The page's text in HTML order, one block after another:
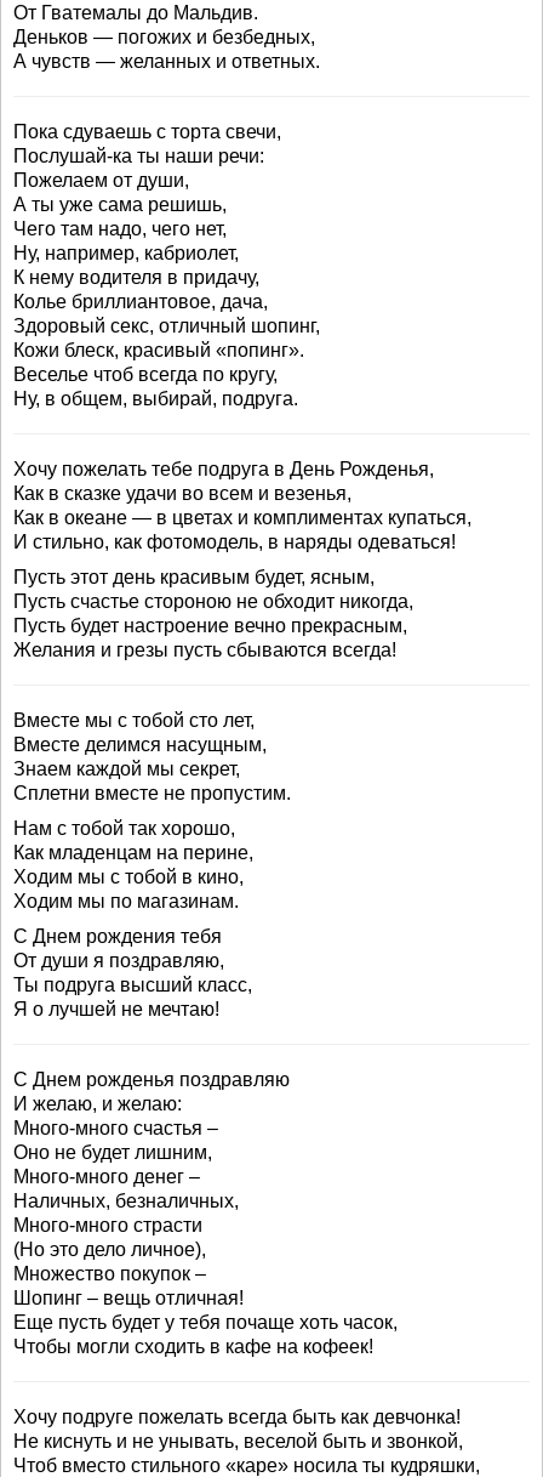
От Гватемалы до Мальдив.
Деньков — погожих и безбедных,
А чувств — желанных и ответных.
Пока сдуваешь с торта свечи,
Послушай-ка ты наши речи:
Пожелаем от души,
А ты уже сама решишь,
Чего там надо, чего нет,
Ну, например, кабриолет,
К нему водителя в придачу,
Колье бриллиантовое, дача,
Здоровый секс, отличный шопинг,
Кожи блеск, красивый «попинг».
Веселье чтоб всегда по кругу,
Ну, в общем, выбирай, подруга.
Хочу пожелать тебе подруга в День Рожденья,
Как в сказке удачи во всем и везенья,
Как в океане — в цветах и комплиментах купаться,
И стильно, как фотомодель, в наряды одеваться!
Пусть этот день красивым будет, ясным,
Пусть счастье стороною не обходит никогда,
Пусть будет настроение вечно прекрасным,
Желания и грезы пусть сбываются всегда!
Вместе мы с тобой сто лет,
Вместе делимся насущным,
Знаем каждой мы секрет,
Сплетни вместе не пропустим.
Нам с тобой так хорошо,
Как младенцам на перине,
Ходим мы с тобой в кино,
Ходим мы по магазинам.
С Днем рождения тебя
От души я поздравляю,
Ты подруга высший класс,
Я о лучшей не мечтаю!
С Днем рожденья поздравляю
И желаю, и желаю:
Много-много счастья –
Оно не будет лишним,
Много-много денег –
Наличных, безналичных,
Много-много страсти
(Но это дело личное),
Множество покупок –
Шопинг – вещь отличная!
Еще пусть будет у тебя почаще хоть часок,
Чтобы могли сходить в кафе на кофеек!
Хочу подруге пожелать всегда быть как девчонка!
Не киснуть и не унывать, веселой быть и звонкой,
Чтоб вместо стильного «каре» носила ты кудряшки,